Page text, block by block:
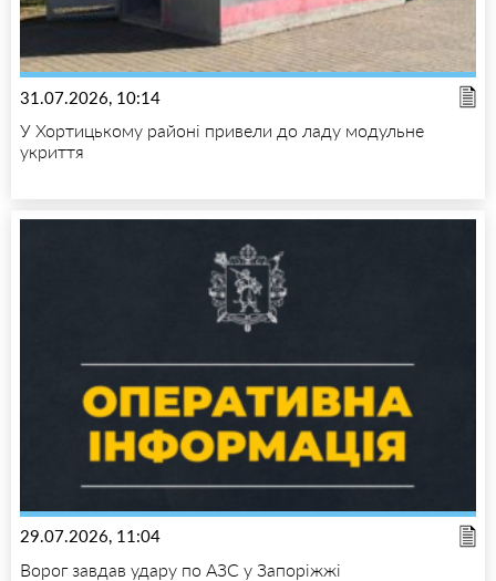
31.07.2026, 10:14
У Хортицькому районі привели до ладу модульне
укриття
29.07.2026, 11:04
Ворог завдав удару по АЗС у Запоріжжі